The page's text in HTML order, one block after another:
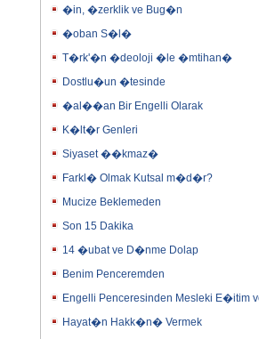
�in, �zerklik ve Bug�n
�oban S�l�
T�rk'�n �deoloji �le �mtihan�
Dostlu�un �tesinde
�al��an Bir Engelli Olarak
K�lt�r Genleri
Siyaset ��kmaz�
Farkl� Olmak Kutsal m�d�r?
Mucize Beklemeden
Son 15 Dakika
14 �ubat ve D�nme Dolap
Benim Penceremden
Engelli Penceresinden Mesleki E�itim
Hayat�n Hakk�n� Vermek